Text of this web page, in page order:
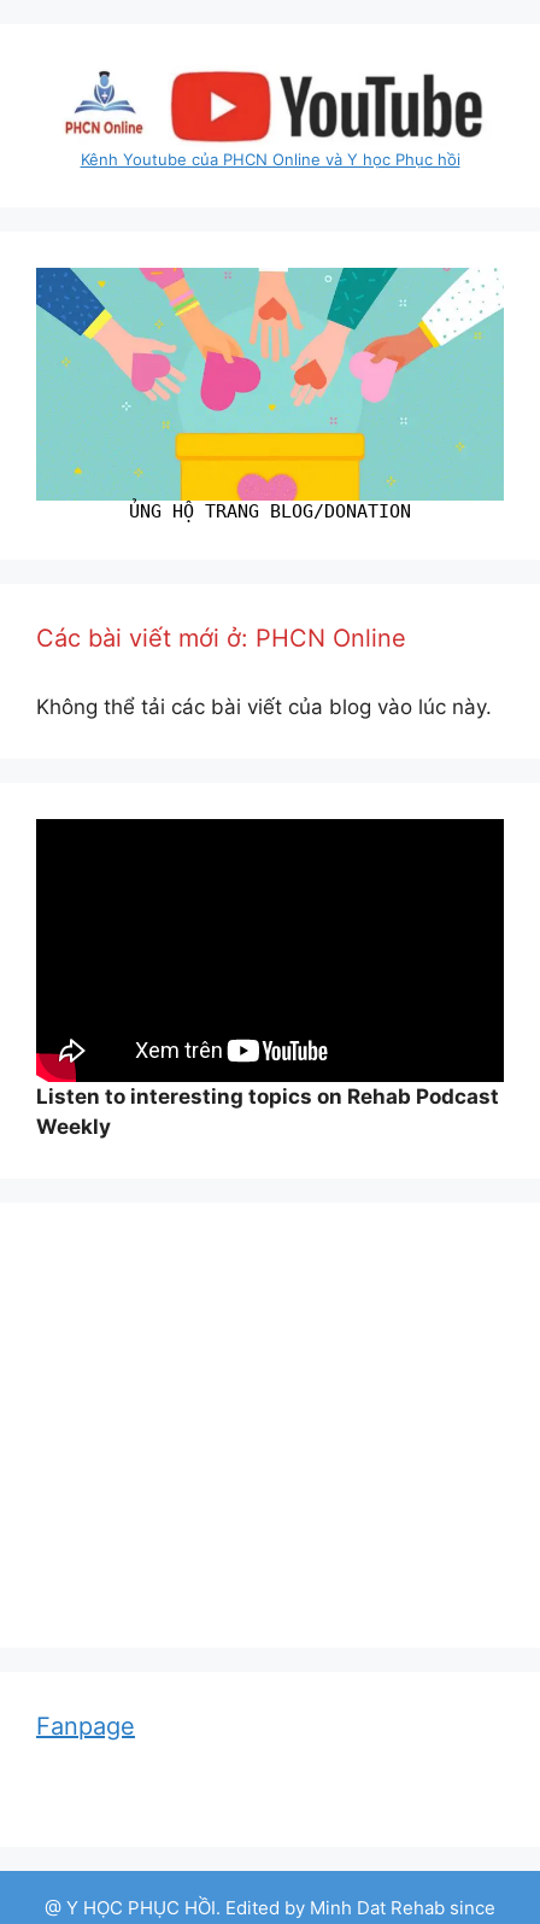
Kênh Youtube của PHCN Online và Y học Phục hồi
ỦNG HỘ TRANG BLOG/DONATION
Các bài viết mới ở: PHCN Online
Không thể tải các bài viết của blog vào lúc này.
Listen to interesting topics on Rehab Podcast
Weekly
Fanpage
@ Y HỌC PHỤC HỒI. Edited by Minh Dat Rehab since